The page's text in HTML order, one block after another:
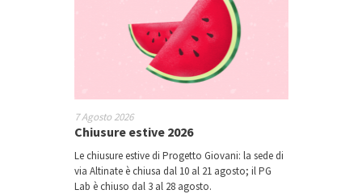
7 Agosto 2026
Chiusure estive 2026
Le chiusure estive di Progetto Giovani: la sede di
via Altinate è chiusa dal 10 al 21 agosto; il PG
Lab è chiuso dal 3 al 28 agosto.